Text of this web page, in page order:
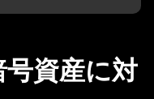
資産に対